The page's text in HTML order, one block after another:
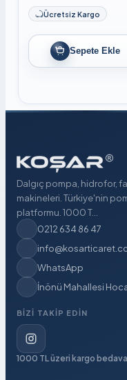
Ücretsiz Kargo
Sepete Ekle
Dalgıç pompa, hidrofor,
makineleri. Türkiye'nin
platformu. 1000 T...
0212 634 86 47
WhatsApp
İnönü Mahallesi
BIZI TAKIP EDIN
1000 TL üzeri kargo